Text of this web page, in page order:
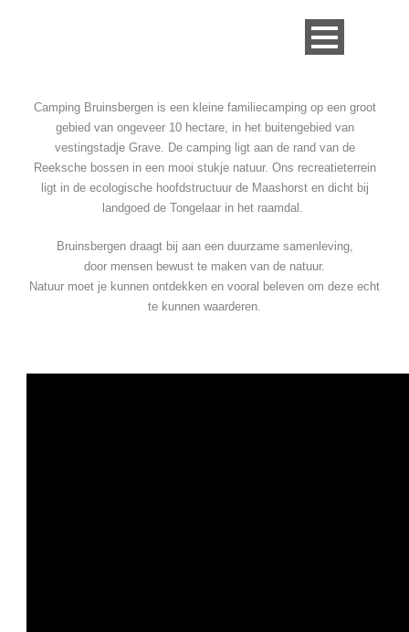
Camping Bruinsbergen is een kleine familiecamping op een groot
gebied van ongeveer 10 hectare, in het buitengebied van
vestingstadje Grave. De camping ligt aan de rand van de
Reeksche bossen in een mooi stukje natuur. Ons recreatieterrein
ligt in de ecologische hoofdstructuur de Maashorst en dicht bij
landgoed de Tongelaar in het raamdal.
Bruinsbergen draagt bij aan een duurzame samenleving,
door mensen bewust te maken van de natuur.
Natuur moet je kunnen ontdekken en vooral beleven om deze echt
te kunnen waarderen.